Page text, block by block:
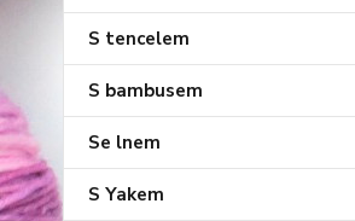
S tencelem
S bambusem
Se lnem
S Yakem